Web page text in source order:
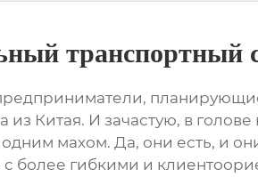
транспортный
из Китая. И зачастую, в
махом. Да, они есть, и
с более гибкими и